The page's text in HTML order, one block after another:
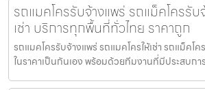
รถแมคโครรับจ้างแพร่ รถแม็คโครรับ
เช่า บริการทุกพื้นที่ทั่วไทย ราคาถูก
รถแมคโครรับจ้างแพร่ รถแมคโครให้เช่า รถแม็คโ
ในราคาเป็นกันเอง พร้อมด้วยทีมงานที่มีประสบกา